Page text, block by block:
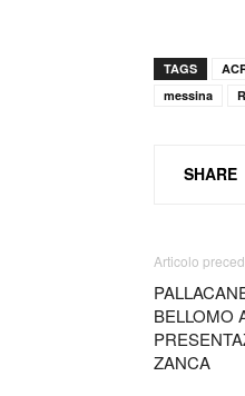
TAGS
messina
SHARE
Articolo
BELLOMO
ZANCA